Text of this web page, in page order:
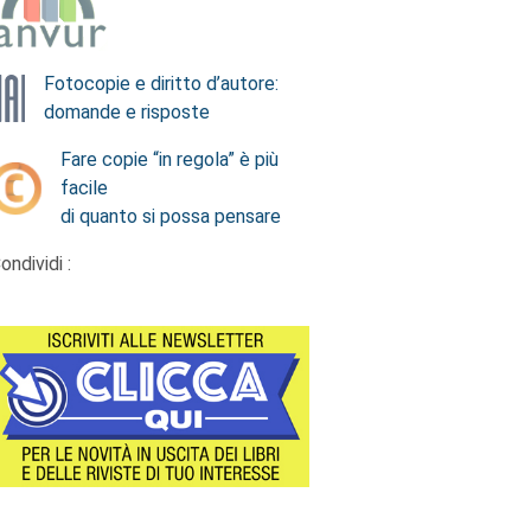
Fotocopie e diritto d’autore:
domande e risposte
Fare copie “in regola” è più
facile
di quanto si possa pensare
: